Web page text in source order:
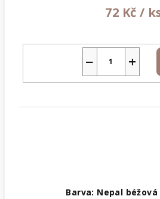
72 Kč /
+
−
Barva: Nepal béžová